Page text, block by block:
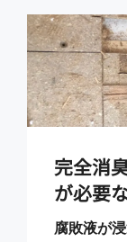
完全消
が必要
腐敗液が